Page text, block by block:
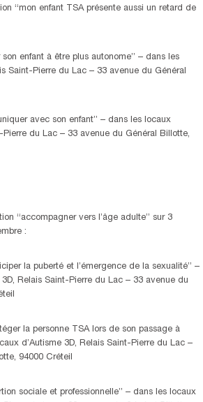
“mon enfant TSA présente aussi un retard de
enfant à être plus autonome” – dans les
Saint-Pierre du Lac – 33 avenue du Général
avec son enfant” – dans les locaux
Pierre du Lac – 33 avenue du Général Billotte,
“accompagner vers l’âge adulte” sur 3
:
la puberté et l’émergence de la sexualité” –
Relais Saint-Pierre du Lac – 33 avenue du
la personne TSA lors de son passage à
d’Autisme 3D, Relais Saint-Pierre du Lac –
94000 Créteil
sociale et professionnelle” – dans les locaux